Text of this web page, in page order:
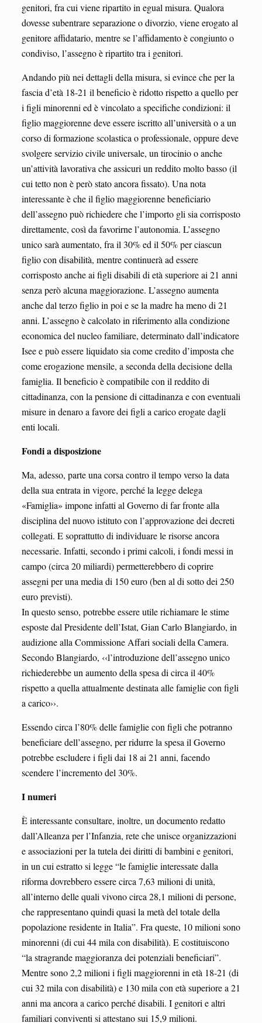
genitori, fra cui viene ripartito in egual misura. Qualora
dovesse subentrare separazione o divorzio, viene erogato al
genitore affidatario, mentre se l’affidamento è congiunto o
condiviso, l’assegno è ripartito tra i genitori.
Andando più nei dettagli della misura, si evince che per la
fascia d’età 18-21 il beneficio è ridotto rispetto a quello per
i figli minorenni ed è vincolato a specifiche condizioni: il
figlio maggiorenne deve essere iscritto all’università o a un
corso di formazione scolastica o professionale, oppure deve
svolgere servizio civile universale, un tirocinio o anche
un’attività lavorativa che assicuri un reddito molto basso (il
cui tetto non è però stato ancora fissato). Una nota
interessante è che il figlio maggiorenne beneficiario
dell’assegno può richiedere che l’importo gli sia corrisposto
direttamente, così da favorirne l’autonomia. L’assegno
unico sarà aumentato, fra il 30% ed il 50% per ciascun
figlio con disabilità, mentre continuerà ad essere
corrisposto anche ai figli disabili di età superiore ai 21 anni
senza però alcuna maggiorazione. L’assegno aumenta
anche dal terzo figlio in poi e se la madre ha meno di 21
anni. L’assegno è calcolato in riferimento alla condizione
economica del nucleo familiare, determinato dall’indicatore
Isee e può essere liquidato sia come credito d’imposta che
come erogazione mensile, a seconda della decisione della
famiglia. Il beneficio è compatibile con il reddito di
cittadinanza, con la pensione di cittadinanza e con eventuali
misure in denaro a favore dei figli a carico erogate dagli
enti locali.
Fondi a disposizione
Ma, adesso, parte una corsa contro il tempo verso la data
della sua entrata in vigore, perché la legge delega
«Famiglia» impone infatti al Governo di far fronte alla
disciplina del nuovo istituto con l’approvazione dei decreti
collegati. E soprattutto di individuare le risorse ancora
necessarie. Infatti, secondo i primi calcoli, i fondi messi in
campo (circa 20 miliardi) permetterebbero di coprire
assegni per una media di 150 euro (ben al di sotto dei 250
euro previsti).
In questo senso, potrebbe essere utile richiamare le stime
esposte dal Presidente dell’Istat, Gian Carlo Blangiardo, in
audizione alla Commissione Affari sociali della Camera.
Secondo Blangiardo, ‹‹l’introduzione dell’assegno unico
richiederebbe un aumento della spesa di circa il 40%
rispetto a quella attualmente destinata alle famiglie con figli
a carico››.
Essendo circa l’80% delle famiglie con figli che potranno
beneficiare dell’assegno, per ridurre la spesa il Governo
potrebbe escludere i figli dai 18 ai 21 anni, facendo
scendere l’incremento del 30%.
I numeri
È interessante consultare, inoltre, un documento redatto
dall’Alleanza per l’Infanzia, rete che unisce organizzazioni
e associazioni per la tutela dei diritti di bambini e genitori,
in un cui estratto si legge “le famiglie interessate dalla
riforma dovrebbero essere circa 7,63 milioni di unità,
all’interno delle quali vivono circa 28,1 milioni di persone,
che rappresentano quindi quasi la metà del totale della
popolazione residente in Italia”. Fra queste, 10 milioni sono
minorenni (di cui 44 mila con disabilità). E costituiscono
“la stragrande maggioranza dei potenziali beneficiari”.
Mentre sono 2,2 milioni i figli maggiorenni in età 18-21 (di
cui 32 mila con disabilità) e 130 mila con età superiore a 21
anni ma ancora a carico perché disabili. I genitori e altri
familiari conviventi si attestano sui 15,9 milioni.